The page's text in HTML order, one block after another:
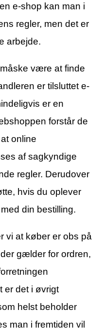
e-shop kan man i
regler, men det er
arbejde.
være at finde
er tilsluttet e-
er en
forstår de
online
af sagkyndige
regler. Derudover
hvis du oplever
din bestilling.
vi at køber er obs på
gælder for ordren,
er det i øvrigt
helst beholder
man i fremtiden vil